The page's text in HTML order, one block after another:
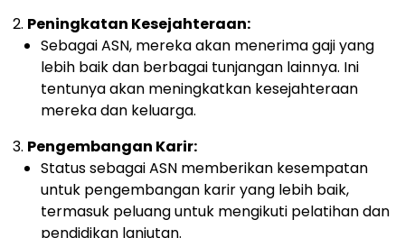
Peningkatan Kesejahteraan:
Sebagai ASN, mereka akan menerima gaji yang
lebih baik dan berbagai tunjangan lainnya. Ini
tentunya akan meningkatkan kesejahteraan
mereka dan keluarga.
Pengembangan Karir:
Status sebagai ASN memberikan kesempatan
untuk pengembangan karir yang lebih baik,
termasuk peluang untuk mengikuti pelatihan dan
pendidikan lanjutan.